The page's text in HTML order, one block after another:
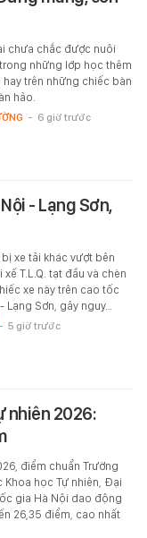
chưa chắc được nuôi
những lớp học thêm
hay trên những chiếc bàn
hảo.
- 6 giờ trước
- Lạng Sơn,
bị xe tải khác vượt bên
xế T.L.Q. tạt đầu và chèn
xe này trên cao tốc
Lạng Sơn, gây nguy…
- 5 giờ trước
nhiên 2026:
điểm chuẩn Trường
Khoa học Tự nhiên, Đại
gia Hà Nội dao động
26,35 điểm, cao nhất